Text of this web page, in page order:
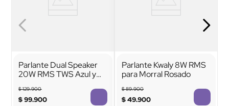
Parlante Dual Speaker
20W RMS TWS Azul y
$129.900
$ 99.900
Parlante Kwaly 8W RMS
para Morral Rosado
$89.900
$49.900